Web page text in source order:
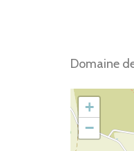
Domaine
+
−